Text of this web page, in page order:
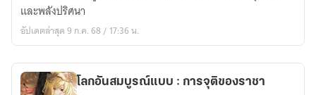
อาร์
เคน
และพลังปริศนา
อัปเดตล่าสุด 9 ก.ค. 68 / 17:36 น.
โลกอันสมบูรณ์แบบ : การจุติของราชา